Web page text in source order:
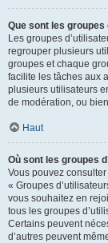
Que sont les groupes
Les groupes
regrouper plusieurs
groupes et chaque
facilite les tâches aux
plusieurs utilisateurs
de modération, ou
Haut
Où sont les groupes
Vous pouvez
« Groupes
vous souhaitez en
tous les groupes
Certains peuvent
d’autres peuvent